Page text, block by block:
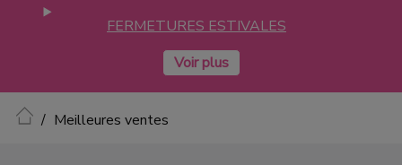
FERMETURES ESTIVALES
Accueil
Meilleures ventes